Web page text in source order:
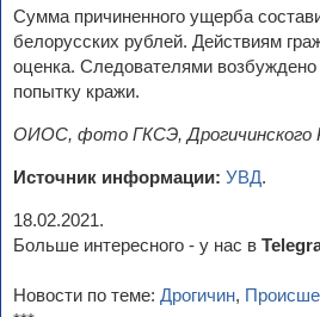
Сумма причиненного ущерба
белорусских рублей. Действиям
оценка. Следователями возбуждено
попытку кражи.
ОИОС, фото ГКСЭ,
Источник информации: УВД.
18.02.2021.
Больше интересного - у нас в
Новости по теме: Дрогичин,